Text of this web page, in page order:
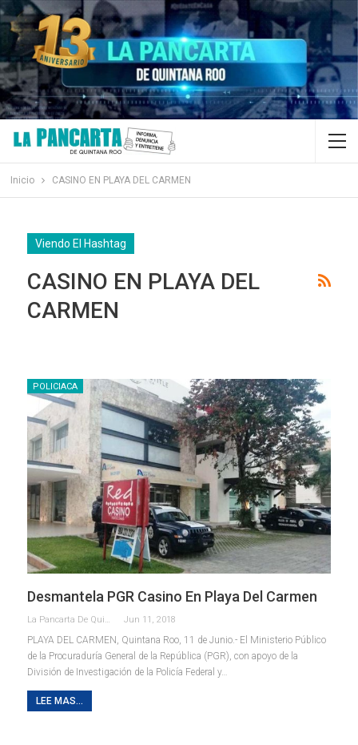
Inicio CASINO EN PLAYA DEL CARMEN
Viendo El Hashtag
CASINO EN PLAYA DEL
CARMEN
POLICIACA
Desmantela PGR Casino En Playa Del Carmen
La Pancarta De Quintana Roo Jun 11, 2018
PLAYA DEL CARMEN, Quintana Roo, 11 de Junio.- El Ministerio Público
de la Procuraduría General de la República (PGR), con apoyo de la
División de Investigación de la Policía Federal y…
LEE MAS...